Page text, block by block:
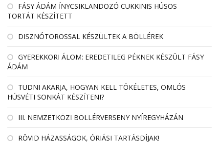
FÁSY ÁDÁM ÍNYCSIKLANDOZÓ CUKKINIS HÚSOS
TORTÁT KÉSZÍTETT
DISZNÓTOROSSAL KÉSZÜLTEK A BÖLLÉREK
GYEREKKORI ÁLOM: EREDETILEG PÉKNEK KÉSZÜLT FÁSY
ÁDÁM
TUDNI AKARJA, HOGYAN KELL TÖKÉLETES, OMLÓS
HÚSVÉTI SONKÁT KÉSZÍTENI?
III. NEMZETKÖZI BÖLLÉRVERSENY NYÍREGYHÁZÁN
RÖVID HÁZASSÁGOK, ÓRIÁSI TARTÁSDÍJAK!